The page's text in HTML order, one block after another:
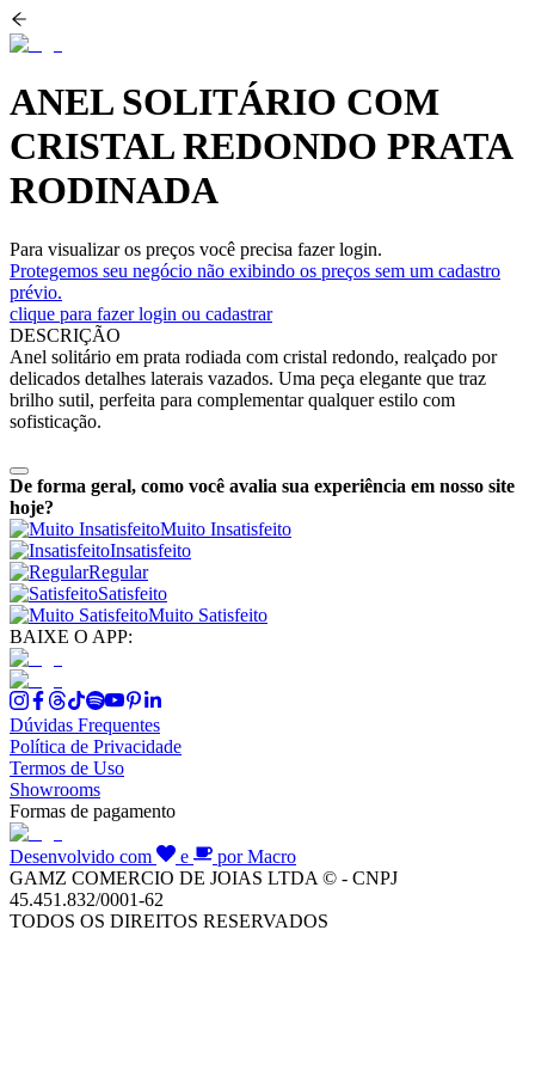
ANEL SOLITÁRIO COM
CRISTAL REDONDO PRATA
RODINADA
Para visualizar os preços você precisa fazer login.
Protegemos seu negócio não exibindo os preços sem um cadastro
prévio.
clique para fazer login ou cadastrar
DESCRIÇÃO
Anel solitário em prata rodiada com cristal redondo, realçado por
delicados detalhes laterais vazados. Uma peça elegante que traz
brilho sutil, perfeita para complementar qualquer estilo com
sofisticação.
De forma geral, como você avalia sua experiência em nosso site
hoje?
Muito Insatisfeito
Insatisfeito
Regular
Satisfeito
Muito Satisfeito
BAIXE O APP:
Dúvidas Frequentes
Política de Privacidade
Termos de Uso
Showrooms
Formas de pagamento
Desenvolvido com e
por Macro
GAMZ COMERCIO DE JOIAS LTDA © - CNPJ
45.451.832/0001-62
TODOS OS DIREITOS RESERVADOS